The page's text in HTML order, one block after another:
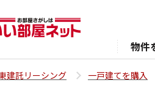
物件
建託リーシング 一戸建てを購入